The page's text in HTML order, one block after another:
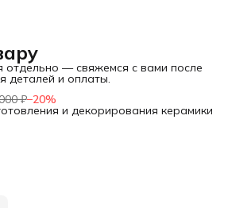
отдельно — свяжемся с вами после
деталей и оплаты.
₽−20%
и декорирования керамики
и декорирования керамики"